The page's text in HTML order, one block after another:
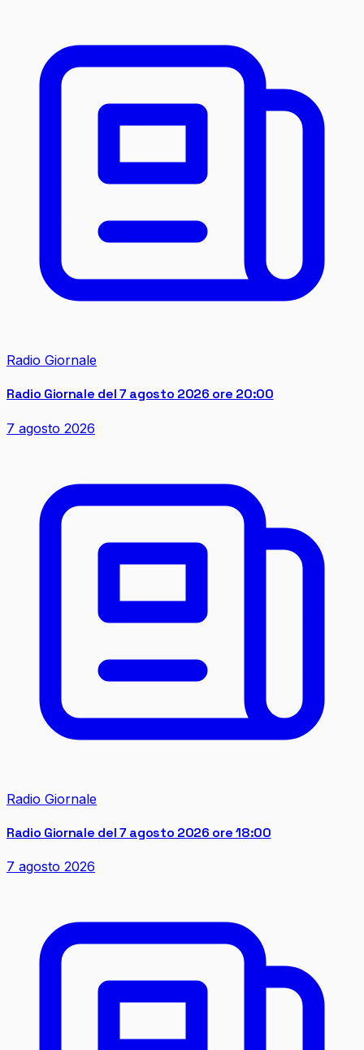
Radio Giornale
Radio Giornale del 7 agosto 2026 ore 20:00
7 agosto 2026
Radio Giornale
Radio Giornale del 7 agosto 2026 ore 18:00
7 agosto 2026